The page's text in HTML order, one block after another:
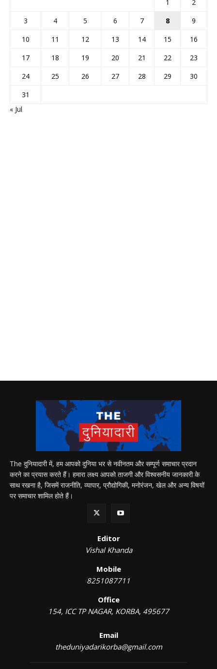
1
2
3
4 5 6 7 8
9
10
11 12 13 14 15
16
17
18 19 20 21 22
23
24
25 26 27 28 29
30
31
« Jul
The दुनियादारी में, हम आपको दुनिया भर से नवीनतम और सम्पूर्ण समाचार प्रदान
करने का प्रयास करते हैं। हमारा लक्ष्य आपको ताजगी और विश्वसनीय जानकारी के
साथ रखना है, जिसमें राजनीति, व्यापार, प्रौद्योगिकी, मनोरंजन, खेल और अन्य विषयों
पर समाचार शामिल होते हैं।
Editor
Vishal Khanda
Mobile
8251087711
Office
154, ICC TP NAGAR, KORBA, 495677
Email
theduniyadarikorba@gmail.com